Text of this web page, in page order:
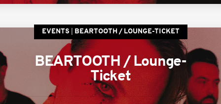
EVENTS BEARTOOTH / LOUNGE-TICKET
BEARTOOTH / Lounge-
Ticket